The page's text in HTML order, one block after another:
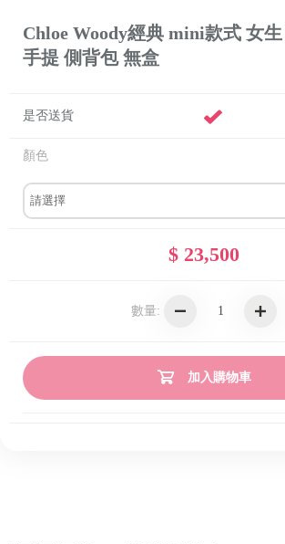
Chloe Woody經典 mini款式 女
手提 側背包 無盒
是否送貨
顏色
$ 23,500
數量:
加入購物車